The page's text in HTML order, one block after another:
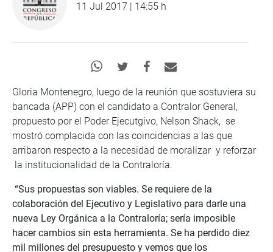
11 Jul 2017 | 14:55 h
Gloria Montenegro, luego de la reunión que sostuviera su
bancada (APP) con el candidato a Contralor General,
propuesto por el Poder Ejecutgivo, Nelson Shack, se
mostró complacida con las coincidencias a las que
arribaron respecto a la necesidad de moralizar y reforzar
la institucionalidad de la Contraloría.
“Sus propuestas son viables. Se requiere de la
colaboración del Ejecutivo y Legislativo para darle una
nueva Ley Orgánica a la Contraloría; sería imposible
hacer cambios sin esta herramienta. Se ha perdido diez
mil millones del presupuesto y vemos que los